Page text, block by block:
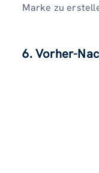
Marke zu
6. Vorher-